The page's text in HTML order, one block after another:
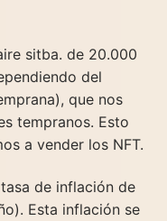
sitba. de 20.000
del
que nos
tempranos. Esto
a vender los NFT.
de inflación de
Esta inflación se